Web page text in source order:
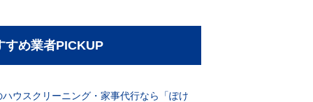
すめ業者PICKUP
ハウスクリーニング・家事代行なら「ぽけ